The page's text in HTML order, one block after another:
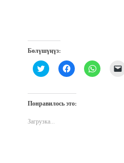
Бөлүшүңүз:
Нажмите,
чтобы
Twitter
(Открывается
в
окне)
Нажмите,
чтобы
Facebook
(Открывается
в
Нажмите,
чтобы
Понравилось это:
Загрузка...